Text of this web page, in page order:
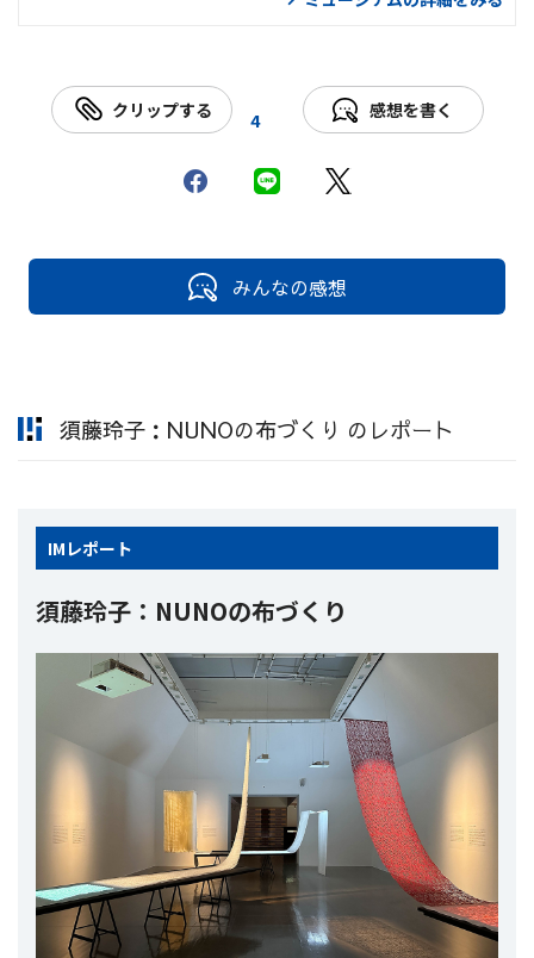
クリップする 4 感想を書く
みんなの感想
須藤玲子：NUNOの布づくり のレポート
IM レポート
須藤玲子：NUNOの布づくり